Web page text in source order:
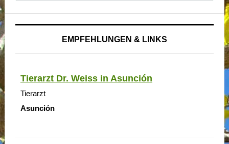
EMPFEHLUNGEN & LINKS
Tierarzt Dr. Weiss in Asunción
Tierarzt
Asunción